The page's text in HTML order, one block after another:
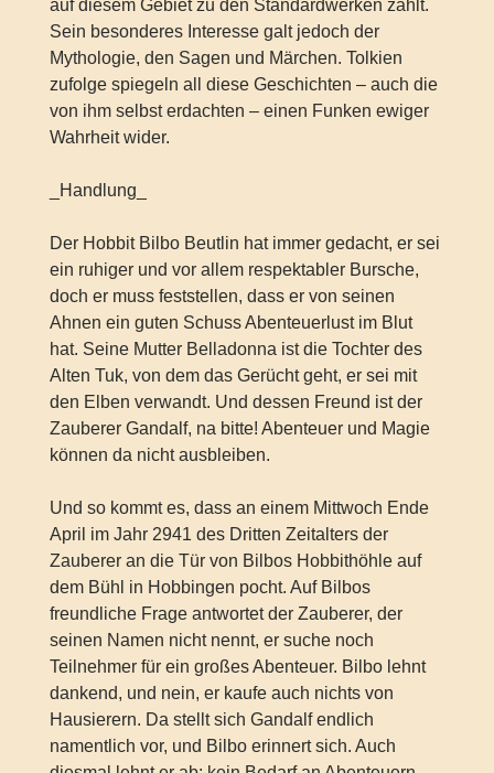
auf diesem Gebiet zu den Standardwerken zählt.
Sein besonderes Interesse galt jedoch der
Mythologie, den Sagen und Märchen. Tolkien
zufolge spiegeln all diese Geschichten – auch die
von ihm selbst erdachten – einen Funken ewiger
Wahrheit wider.
_Handlung_
Der Hobbit Bilbo Beutlin hat immer gedacht, er sei
ein ruhiger und vor allem respektabler Bursche,
doch er muss feststellen, dass er von seinen
Ahnen ein guten Schuss Abenteuerlust im Blut
hat. Seine Mutter Belladonna ist die Tochter des
Alten Tuk, von dem das Gerücht geht, er sei mit
den Elben verwandt. Und dessen Freund ist der
Zauberer Gandalf, na bitte! Abenteuer und Magie
können da nicht ausbleiben.
Und so kommt es, dass an einem Mittwoch Ende
April im Jahr 2941 des Dritten Zeitalters der
Zauberer an die Tür von Bilbos Hobbithöhle auf
dem Bühl in Hobbingen pocht. Auf Bilbos
freundliche Frage antwortet der Zauberer, der
seinen Namen nicht nennt, er suche noch
Teilnehmer für ein großes Abenteuer. Bilbo lehnt
dankend, und nein, er kaufe auch nichts von
Hausierern. Da stellt sich Gandalf endlich
namentlich vor, und Bilbo erinnert sich. Auch